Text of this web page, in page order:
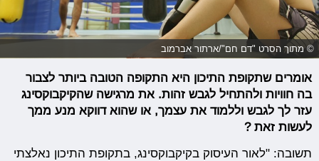
© מתוך הסרט "דם חם"/ארתור אברמוב
אומרים שתקופת התיכון היא התקופה הטובה ביותר לצבור
בה חוויות ולהתחיל לגבש זהות. את מרגישה שהקיקבוקסינג
עזר לך לגבש וללמוד את עצמך, או שהוא דווקא מנע ממך
לעשות זאת ?
תשובה: "לאור העיסוק בקיקבוקסינג, בתקופת התיכון נאלצתי